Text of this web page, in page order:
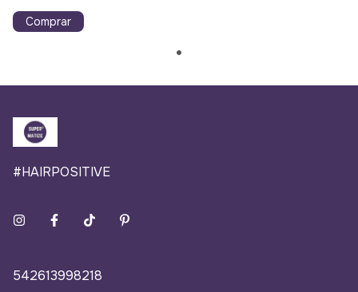
#HAIRPOSITIVE
542613998218